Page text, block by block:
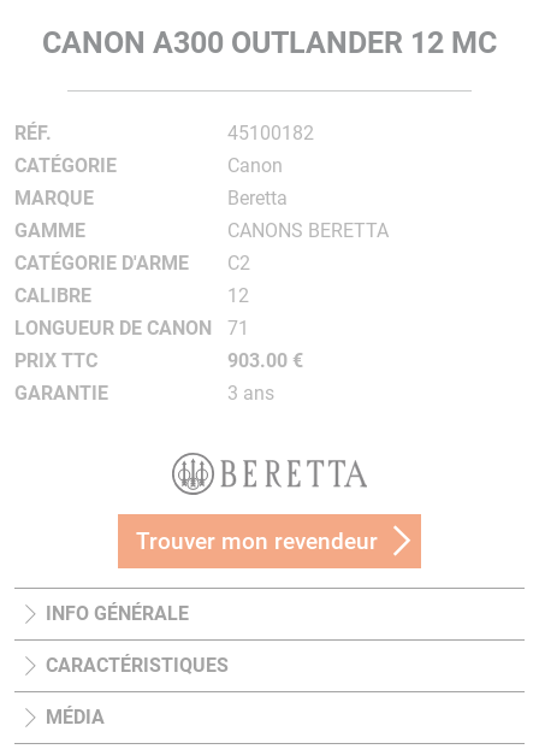
CANON A300 OUTLANDER 12 MC
RÉF.
45100182
CATÉGORIE
Canon
MARQUE
Beretta
GAMME
CANONS BERETTA
CATÉGORIE D'ARME
C2
CALIBRE
12
LONGUEUR DE CANON
71
PRIX TTC
903.00 €
GARANTIE
3 ans
Trouver mon revendeur
INFO GÉNÉRALE
CARACTÉRISTIQUES
MÉDIA